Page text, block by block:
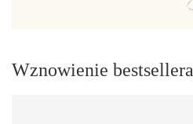
Wznowienie bestsellera